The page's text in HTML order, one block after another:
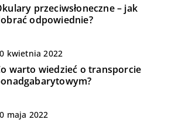
przeciwsłoneczne – jak
odpowiednie?
kwietnia 2022
warto wiedzieć o transporcie
maja 2022